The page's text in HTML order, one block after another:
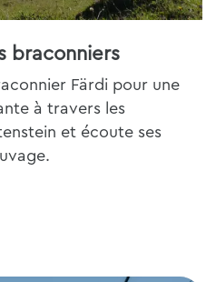
braconniers
Färdi pour une
à travers les
et écoute ses